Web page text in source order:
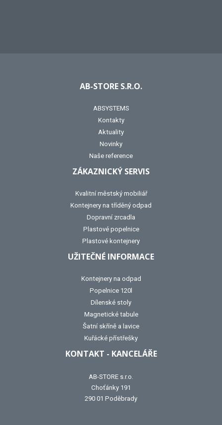
AB-STORE S.R.O.
ABSYSTEMS
Kontakty
Aktuality
Novinky
Naše reference
ZÁKAZNICKÝ SERVIS
Kvalitní městský mobiliář
Kontejnery na tříděný odpad
Dopravní zrcadla
Plastové popelnice
Plastové kontejnery
UŽITEČNÉ INFORMACE
Kontejnery na odpad
Popelnice 120l
Dílenské stoly
Magnetické tabule
Šatní skříně a lavice
Kuřácké přístřešky
KONTAKT - KANCELÁŘE
AB-STORE s.r.o.
Choťánky 191
290 01 Poděbrady